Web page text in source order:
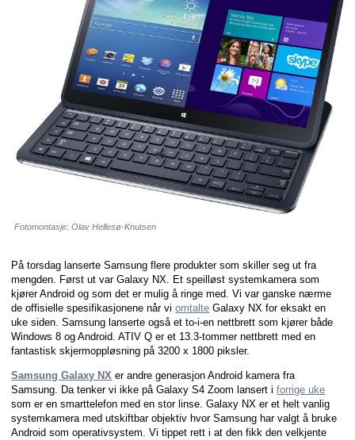
Fotomontasje: Olav Hellesø-Knutsen
På torsdag lanserte Samsung flere produkter som skiller seg ut fra
mengden. Først ut var Galaxy NX. Et speilløst systemkamera som
kjører Android og som det er mulig å ringe med. Vi var ganske nærme
de offisielle spesifikasjonene når viomtalte Galaxy NX for eksakt en
uke siden. Samsung lanserte også et to-i-en nettbrett som kjører både
Windows 8 og Android. ATIV Q er et 13.3-tommer nettbrett med en
fantastisk skjermoppløsning på 3200 x 1800 piksler.
Samsung Galaxy NX er andre generasjon Android kamera fra
Samsung. Da tenker vi ikke på Galaxy S4 Zoom lansert iforrige uke
som er en smarttelefon med en stor linse. Galaxy NX er et helt vanlig
systemkamera med utskiftbar objektiv hvor Samsung har valgt å bruke
Android som operativsystem. Vi tippet rett i at den fikk den velkjente